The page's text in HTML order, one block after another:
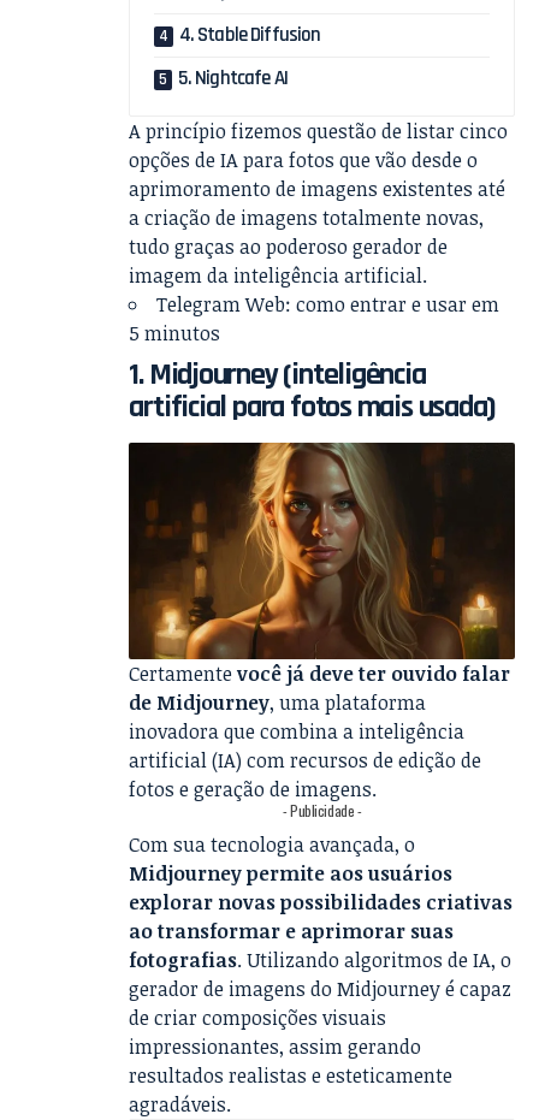
4. Stable Diffusion
5. Nightcafe AI
A princípio fizemos questão de listar cinco
opções de IA para fotos que vão desde o
aprimoramento de imagens existentes até
a criação de imagens totalmente novas,
tudo graças ao poderoso gerador de
imagem da inteligência artificial.
Telegram Web: como entrar e usar em
5 minutos
1. Midjourney (inteligência
artificial para fotos mais usada)
Certamentevocê já deve ter ouvido falar
de Midjourney, uma plataforma
inovadora que combina a inteligência
artificial (IA) com recursos de edição de
fotos e geração de imagens.
- Publicidade -
Com sua tecnologia avançada, o
Midjourney permite aos usuários
explorar novas possibilidades criativas
ao transformar e aprimorar suas
fotografias. Utilizando algoritmos de IA, o
gerador de imagens do Midjourney é capaz
de criar composições visuais
impressionantes, assim gerando
resultados realistas e esteticamente
agradáveis.